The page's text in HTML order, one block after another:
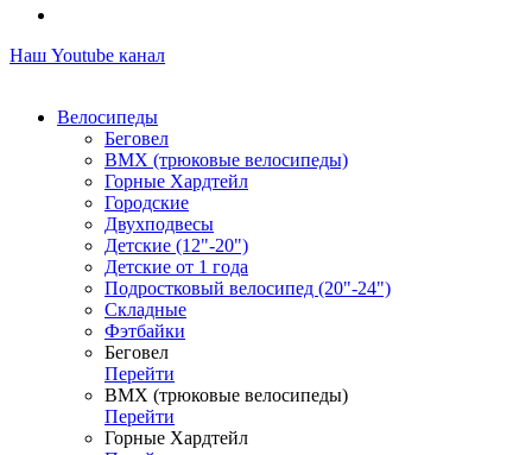
Наш Youtube канал
Велосипеды
Беговел
ВМХ (трюковые велосипеды)
Горные Хардтейл
Городские
Двухподвесы
Детские (12"-20")
Детские от 1 года
Подростковый велосипед (20"-24")
Складные
Фэтбайки
Беговел
Перейти
ВМХ (трюковые велосипеды)
Перейти
Горные Хардтейл